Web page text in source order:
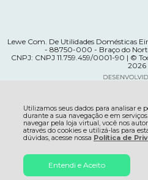
Utilizamos seus dados para analisar e
durante a sua navegação e em
navegar pela loja virtual, você nos
através do cookies e utilizá-las para
dúvidas, acesse nossa Política de
Entendi e Aceito
Lewe Com. De Utilidades Domésticas
- 88750-000 - Braço do
CNPJ: CNPJ 11.759.459/0001-90 | ©
2026
R$ 61,74
à vista no boleto ou pix 5% OFF